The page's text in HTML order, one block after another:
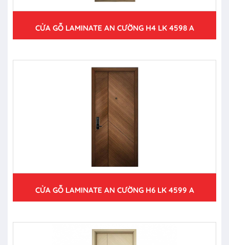
CỬA GỖ LAMINATE AN CƯỜNG H4 LK 4598 A
CỬA GỖ LAMINATE AN CƯỜNG H6 LK 4599 A